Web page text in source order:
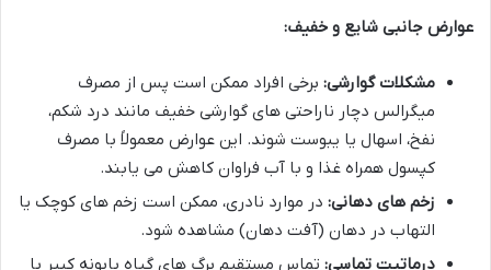
عوارض جانبی شایع و خفیف:
مشکلات گوارشی: برخی افراد ممکن است پس از مصرف
میگرالس دچار ناراحتی های گوارشی خفیف مانند درد شکم،
نفخ، اسهال یا یبوست شوند. این عوارض معمولاً با مصرف
کپسول همراه غذا و با آب فراوان کاهش می یابند.
زخم های دهانی: در موارد نادری، ممکن است زخم های کوچک یا
التهاب در دهان (آفت دهان) مشاهده شود.
درماتیت تماسی: تماس مستقیم برگ های گیاه بابونه کبیر با